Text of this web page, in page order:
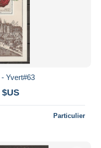
Yvert#63
Particulier